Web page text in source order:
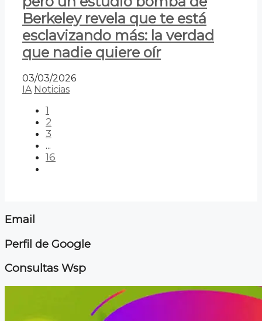
Berkeley revela que te está
esclavizando más: la verdad
que nadie quiere oír
03/03/2026
IA Noticias
1
2
3
...
16
Email
Perfil de Google
Consultas Wsp